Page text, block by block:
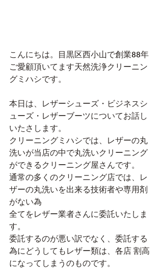
こんにちは。目黒区西小山で創業88年
ご愛顧頂いてます天然洗浄クリーニン
グミハシです。
本日は、レザーシューズ・ビジネスシ
ューズ・レザーブーツについてお話し
いたさします。
クリーニングミハシでは、レザーの丸
洗いが当店の中で丸洗いクリーニング
ができるクリーニング屋さんです。
通常の多くのクリーニング店では、レ
ザーの丸洗いを出来る技術者や専用剤
がない為
全てをレザー業者さんに委託いたしま
す。
委託するのが悪い訳でなく、委託する
為にどうしてもレザー類は、各店 割高
になってしまうのものです。